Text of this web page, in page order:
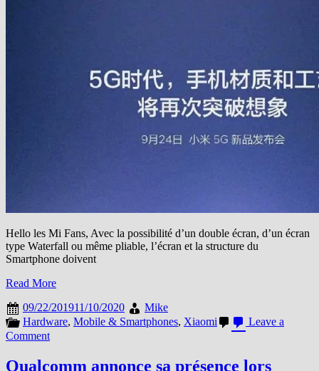
Hello les Mi Fans, Avec la possibilité d’un double écran, d’un écran
type Waterfall ou même pliable, l’écran et la structure du
Smartphone doivent
Read More
09/22/201911/10/2020
Mike
Hardware, Mobile & Smartphones, Xiaomi
Leave a
Commenton
Qualcomm annonce sa présence lors